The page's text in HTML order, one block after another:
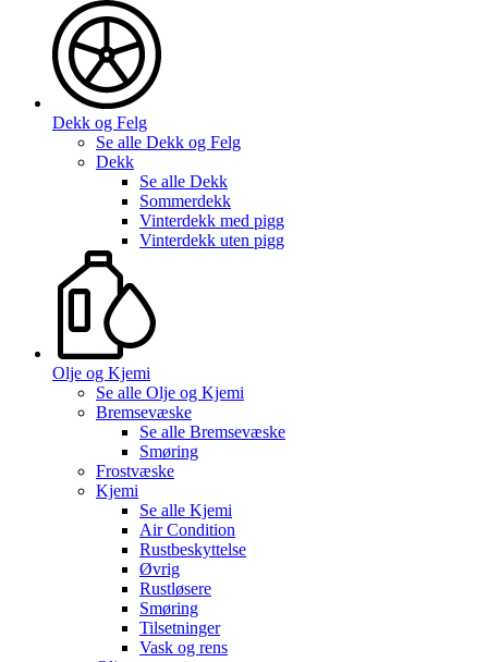
Dekk og Felg
Se alle Dekk og Felg
Dekk
Se alle Dekk
Sommerdekk
Vinterdekk med pigg
Vinterdekk uten pigg
Olje og Kjemi
Se alle Olje og Kjemi
Bremsevæske
Se alle Bremsevæske
Smøring
Frostvæske
Kjemi
Se alle Kjemi
Air Condition
Rustbeskyttelse
Øvrig
Rustløsere
Smøring
Tilsetninger
Vask og rens